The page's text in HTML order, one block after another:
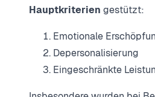
Hauptkriterien gestützt:
Emotionale
Depersonalisierung
Eingeschränkte